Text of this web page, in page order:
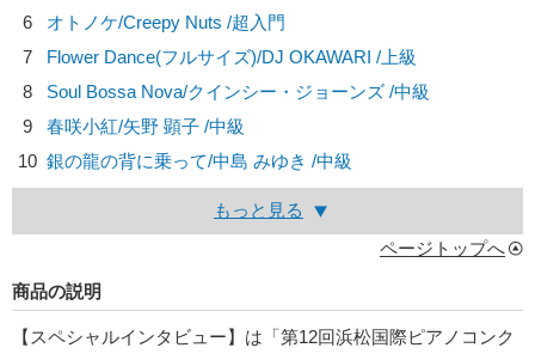
6
オトノケ/Creepy Nuts /超入門
7
Flower Dance(フルサイズ)/DJ OKAWARI /上級
8
Soul Bossa Nova/クインシー・ジョーンズ /中級
9
春咲小紅/矢野 顕子 /中級
10 銀の龍の背に乗って/中島 みゆき /中級
もっと見る
ページトップへ
商品の説明
【スペシャルインタビュー】は「第12回浜松国際ピアノコンク